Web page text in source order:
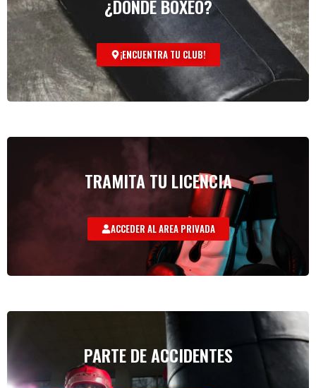
¿DÓNDE BOXEO?
¡ENCUENTRA TU CLUB!
TRAMITA TU LICENCIA
ACCEDER AL AREA PRIVADA
PARTE DE ACCIDENTES